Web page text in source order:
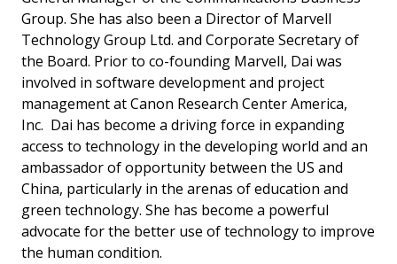
Group. She has also been a Director of Marvell
Technology Group Ltd. and Corporate Secretary of
the Board. Prior to co-founding Marvell, Dai was
involved in software development and project
management at Canon Research Center America,
Inc. Dai has become a driving force in expanding
access to technology in the developing world and an
ambassador of opportunity between the US and
China, particularly in the arenas of education and
green technology. She has become a powerful
advocate for the better use of technology to improve
the human condition.